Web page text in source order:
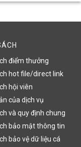
điểm thưởng
hot file/direct link
hội viên
của dịch vụ
và quy định chung
bảo mật thông tin
bảo vệ dữ liệu cá